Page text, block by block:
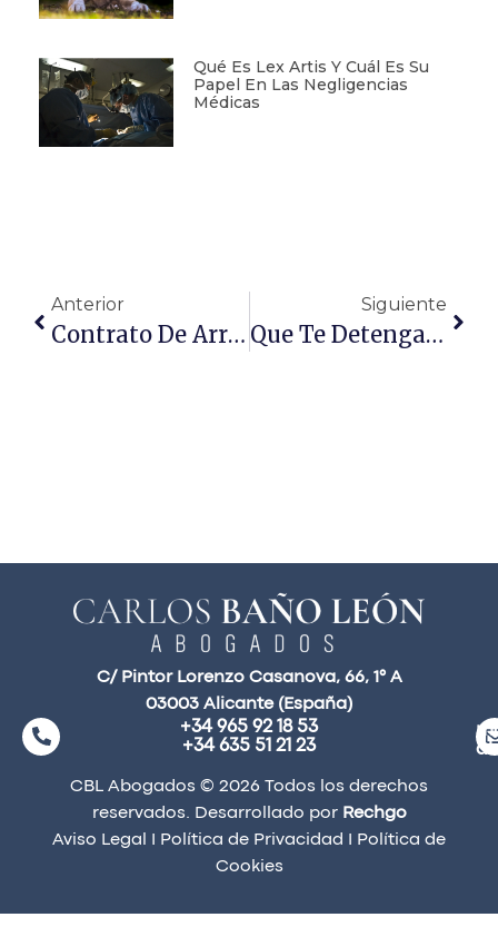
Qué Es Lex Artis Y Cuál Es Su
Papel En Las Negligencias
Médicas
Anterior
Contrato De Arrendamiento De Temporada
Siguiente
Que Te Detengan No Significa Que Seas Culpable
C/ Pintor Lorenzo Casanova, 66, 1° A
03003 Alicante (España)
+34 965 92 18 53
+34 635 51 21 23
CBL Abogados © 2026 Todos los derechos
reservados. Desarrollado por Rechgo
Aviso Legal
Política de Privacidad
Política de
Cookies